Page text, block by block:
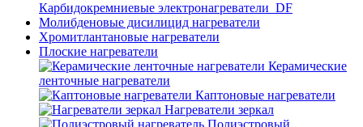
Карбидокремниевые электронагреватели_DF
Молибденовые дисилицид нагреватели
Хромитлантановые нагреватели
Плоские нагреватели
Керамические
ленточные нагреватели
Каптоновые нагреватели
Нагреватели зеркал
Полиэстровый